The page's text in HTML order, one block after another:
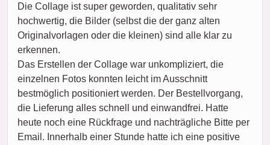
Die Collage ist super geworden, qualitativ sehr
hochwertig, die Bilder (selbst die der ganz alten
Originalvorlagen oder die kleinen) sind alle klar zu
erkennen.
Das Erstellen der Collage war unkompliziert, die
einzelnen Fotos konnten leicht im Ausschnitt
bestmöglich positioniert werden. Der Bestellvorgang,
die Lieferung alles schnell und einwandfrei. Hatte
heute noch eine Rückfrage und nachträgliche Bitte per
Email. Innerhalb einer Stunde hatte ich eine positive